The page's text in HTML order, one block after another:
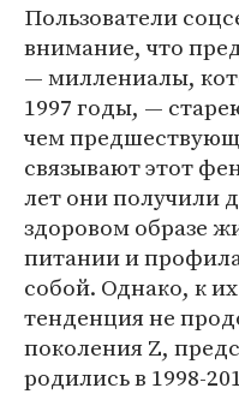
Пользователи
внимание, что
— миллениалы,
1997 годы, —
чем
связывают этот
лет они получили
здоровом образе
питании и
собой. Однако, к
тенденция не
поколения Z,
родились в 1998-